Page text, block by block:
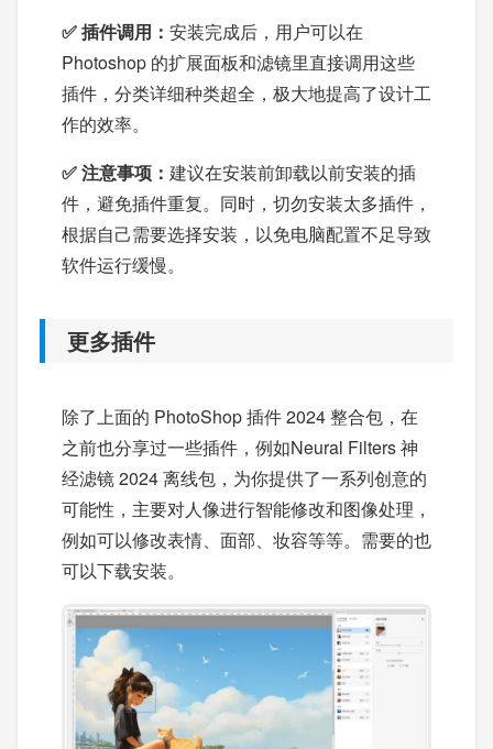
✅ 插件调用： 安装完成后，用户可以在
Photoshop 的扩展面板和滤镜里直接调用这些
插件，分类详细种类超全，极大地提高了设计工
作的效率。
✅ 注意事项： 建议在安装前卸载以前安装的插
件，避免插件重复。同时，切勿安装太多插件，
根据自己需要选择安装，以免电脑配置不足导致
软件运行缓慢。
更多插件
除了上面的 PhotoShop 插件 2024 整合包，在
之前也分享过一些插件，例如Neural Filters 神
经滤镜 2024 离线包，为你提供了一系列创意的
可能性，主要对人像进行智能修改和图像处理，
例如可以修改表情、面部、妆容等等。需要的也
可以下载安装。